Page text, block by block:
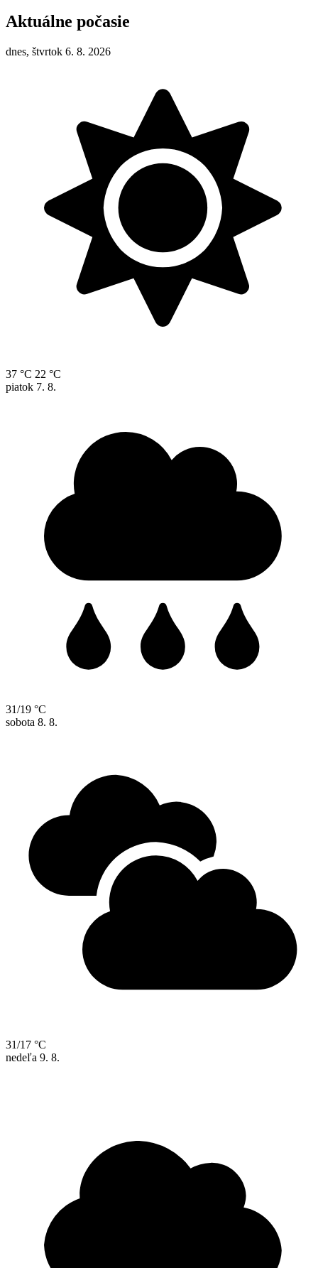
Aktuálne počasie
dnes, štvrtok 6. 8. 2026
37 °C 22 °C
piatok 7. 8.
31/19 °C
sobota 8. 8.
31/17 °C
nedeľa 9. 8.